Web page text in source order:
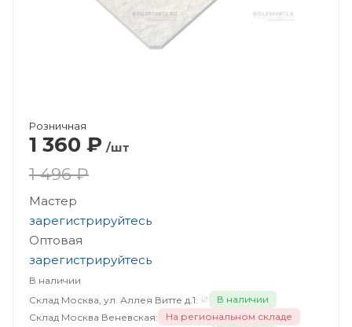
Розничная
1 360 ₽ /шт
1 496 ₽
Мастер
зарегистрируйтесь
Оптовая
зарегистрируйтесь
В наличии
Склад Москва, ул. Аллея Витте д.1:
В наличии
Склад Москва Веневская:
На региональном складе